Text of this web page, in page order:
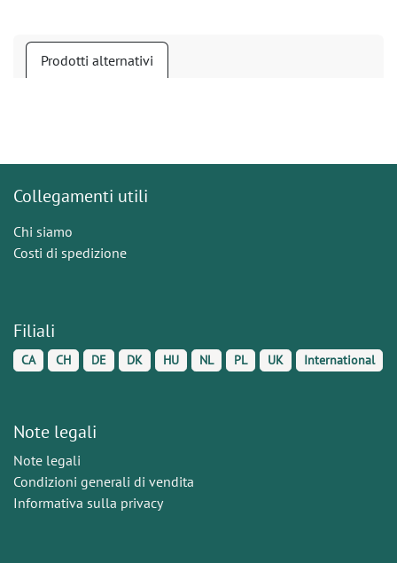
Prodotti alternativi
Collegamenti utili
Chi siamo
Costi di spedizione
Filiali
CA CH DE DK HU NL PL UK International
Note legali
Note legali
Condizioni generali di vendita
Informativa sulla privacy